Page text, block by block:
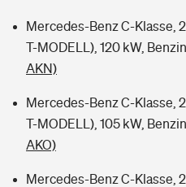
Mercedes-Benz C-Klasse,
T-MODELL), 120 kW,
AKN)
Mercedes-Benz C-Klasse,
T-MODELL), 105 kW,
AKO)
Mercedes-Benz C-Klasse,